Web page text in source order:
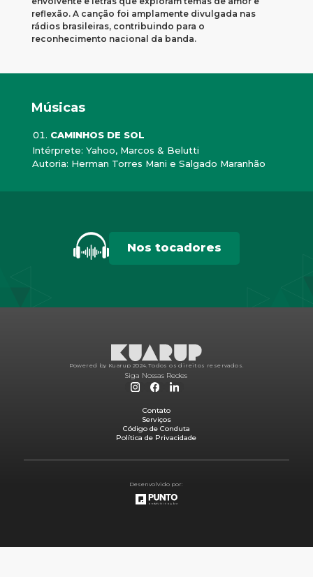
reflexão. A canção foi amplamente divulgada nas
rádios brasileiras, contribuindo para o
reconhecimento nacional da banda.
Músicas
CAMINHOS DE SOL
Intérprete: Yahoo, Marcos & Belutti
Autoria: Herman Torres Mani e Salgado Maranhão
Nos tocadores
Powered by Kuarup 2024. Todos os direitos reservados.
Siga Nossas Redes
Contato
Serviços
Código de Conduta
Política de Privacidade
Desenvolvido por: